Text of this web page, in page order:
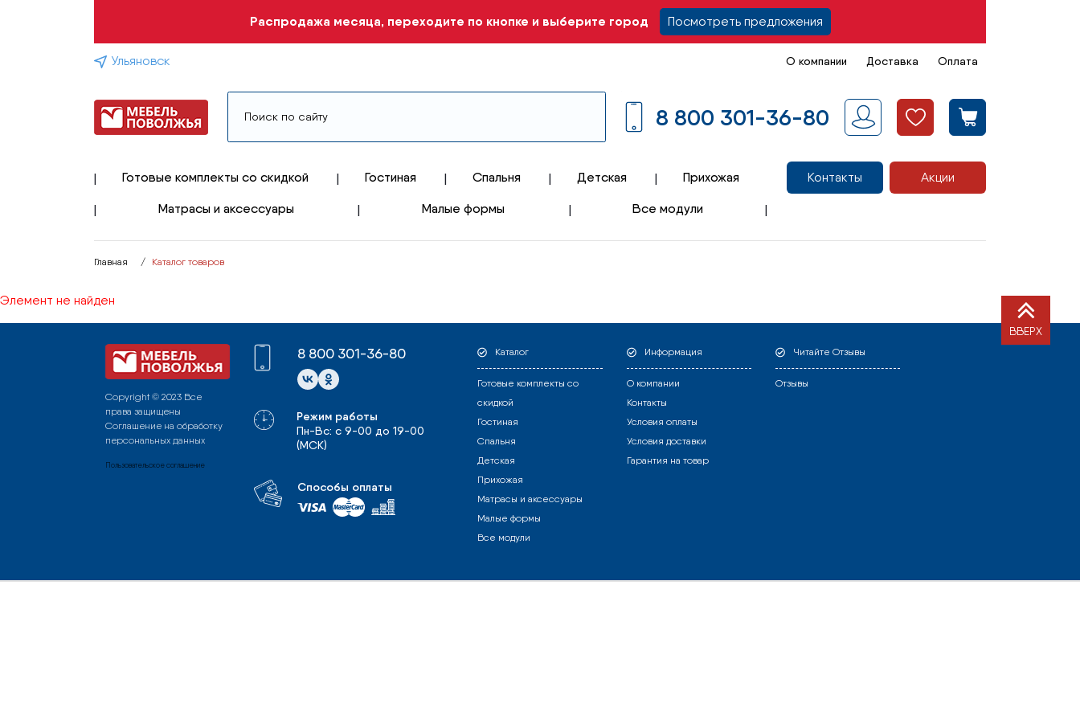
Распродажа месяца, переходите по кнопке и выберите город Посмотреть предложения
Ульяновск О компании Доставка Оплата
8 800 301-36-80
Готовые комплекты со скидкой Гостиная Спальня Детская Прихожая
Матрасы и аксессуары Малые формы Все модули
Контакты Акции
Главная Каталог товаров
Элемент не найден
Copyright © 2023 Все
права защищены
Соглашение на обработку
персональных данных
Пользовательское соглашение
8 800 301-36-80
Режим работы
Пн-Вс: с 9-00 до 19-00
(МСК)
Способы оплаты
Каталог
Готовые комплекты со
скидкой
Гостиная
Спальня
Детская
Прихожая
Матрасы и аксессуары
Малые формы
Все модули
Информация
О компании
Контакты
Условия оплаты
Условия доставки
Гарантия на товар
Читайте Отзывы
Отзывы
ВВЕРХ